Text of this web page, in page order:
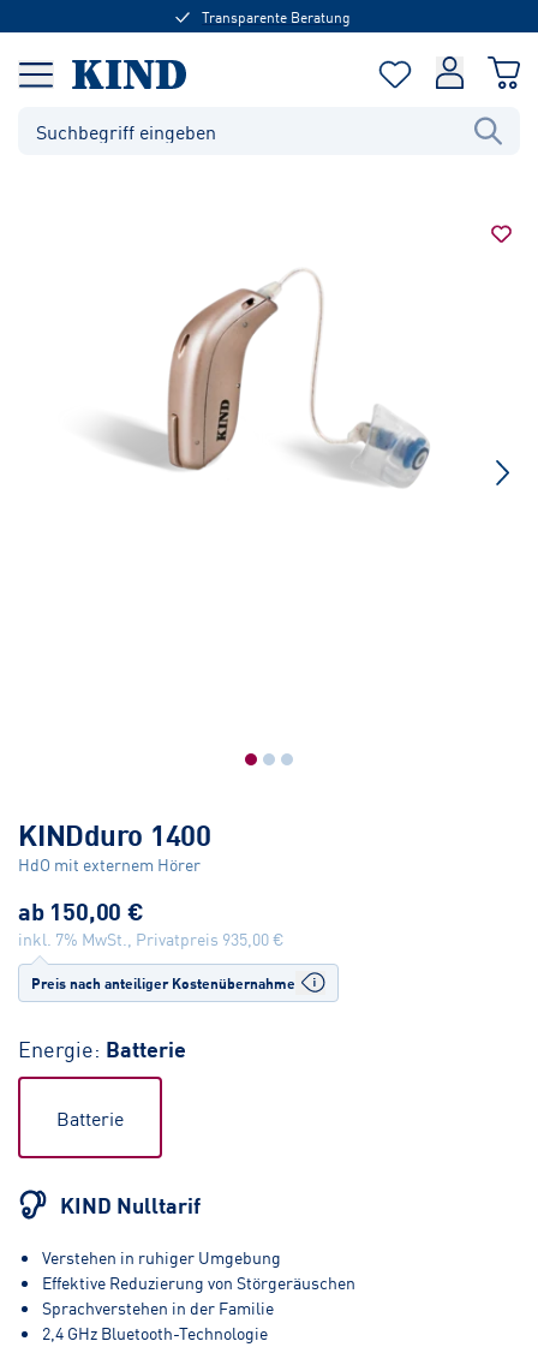
Transparente Beratung
KINDduro 1400
HdO mit externem Hörer
ab 150,00 €
inkl. 7% MwSt., Privatpreis 935,00 €
Preis nach anteiliger Kostenübernahme
Energie: Batterie
Batterie
KIND Nulltarif
Verstehen in ruhiger Umgebung
Effektive Reduzierung von Störgeräuschen
Sprachverstehen in der Familie
2,4 GHz Bluetooth-Technologie